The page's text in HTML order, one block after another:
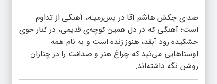
صدای چکش هاشم آقا در پس‌زمینه، آهنگی از تداوم
است؛ آهنگی که در دل همین کوچه‌ی قدیمی، در کنار جوی
خشکیده رود آبقد، هنوز زنده است و به نام همه
اوستاهایی می‌تپد که چراغ هنر و صداقت را در چناران
روشن نگه داشته‌اند.